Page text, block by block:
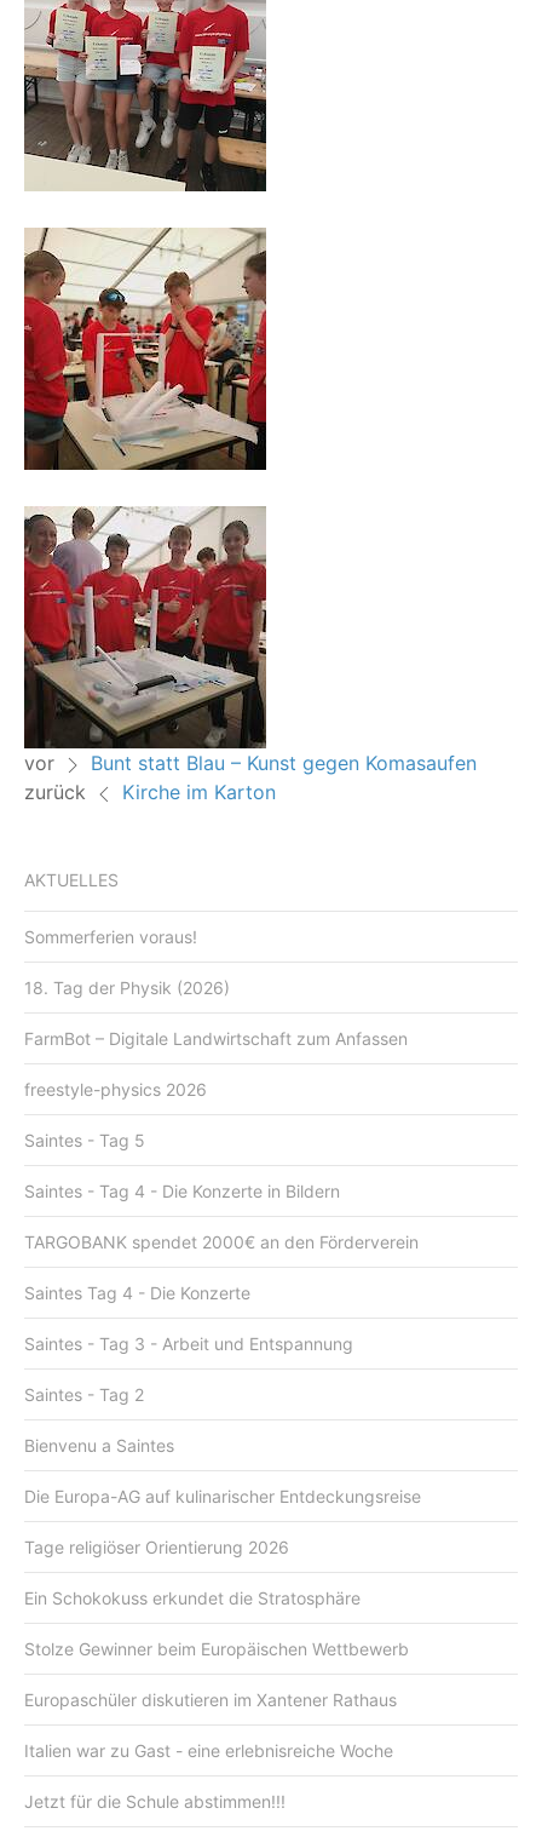
vor
Bunt statt Blau – Kunst gegen Komasaufen
zurück
Kirche im Karton
AKTUELLES
Sommerferien voraus!
18. Tag der Physik (2026)
FarmBot – Digitale Landwirtschaft zum Anfassen
freestyle-physics 2026
Saintes - Tag 5
Saintes - Tag 4 - Die Konzerte in Bildern
TARGOBANK spendet 2000€ an den Förderverein
Saintes Tag 4 - Die Konzerte
Saintes - Tag 3 - Arbeit und Entspannung
Saintes - Tag 2
Bienvenu a Saintes
Die Europa-AG auf kulinarischer Entdeckungsreise
Tage religiöser Orientierung 2026
Ein Schokokuss erkundet die Stratosphäre
Stolze Gewinner beim Europäischen Wettbewerb
Europaschüler diskutieren im Xantener Rathaus
Italien war zu Gast - eine erlebnisreiche Woche
Jetzt für die Schule abstimmen!!!